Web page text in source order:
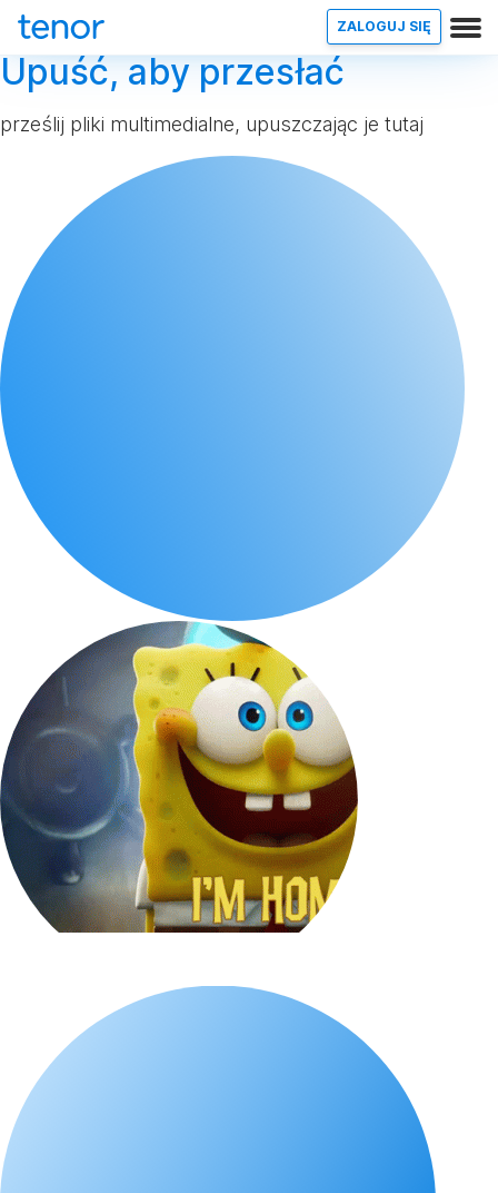
ZALOGUJ SIĘ
Upuść, aby przesłać
prześlij pliki multimedialne, upuszczając je tutaj